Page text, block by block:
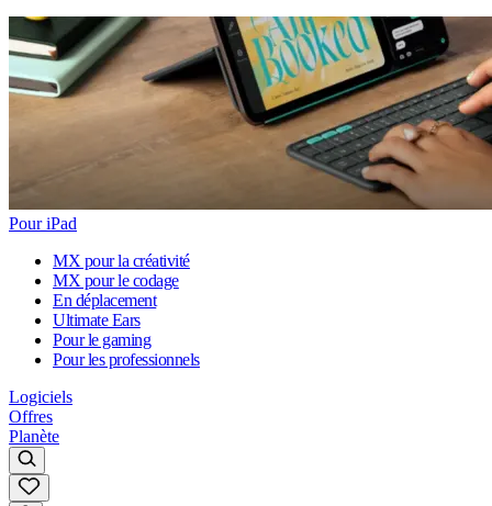
Pour iPad
MX pour la créativité
MX pour le codage
En déplacement
Ultimate Ears
Pour le gaming
Pour les professionnels
Logiciels
Offres
Planète